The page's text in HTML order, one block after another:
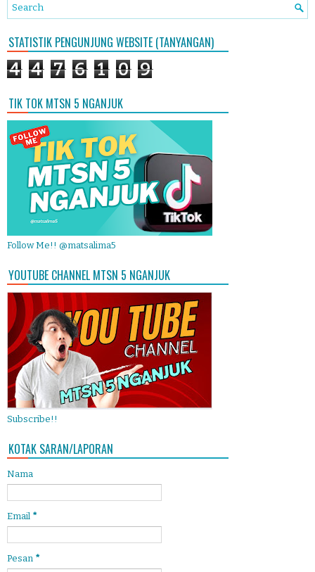
STATISTIK PENGUNJUNG WEBSITE (TANYANGAN)
4 4 7 6 1 0 9
TIK TOK MTSN 5 NGANJUK
Follow Me!! @matsalima5
YOUTUBE CHANNEL MTSN 5 NGANJUK
Subscribe!!
KOTAK SARAN/LAPORAN
Nama
Email *
Pesan *